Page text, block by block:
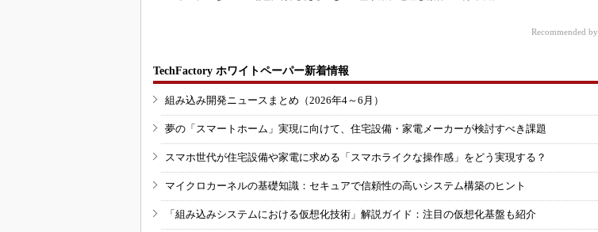
Recommended by
TechFactory ホワイトペーパー新着情報
組み込み開発ニュースまとめ（2026年4～6月）
夢の「スマートホーム」実現に向けて、住宅設備・家電メーカーが検討すべき課題
スマホ世代が住宅設備や家電に求める「スマホライクな操作感」をどう実現する？
マイクロカーネルの基礎知識：セキュアで信頼性の高いシステム構築のヒント
「組み込みシステムにおける仮想化技術」解説ガイド：注目の仮想化基盤も紹介